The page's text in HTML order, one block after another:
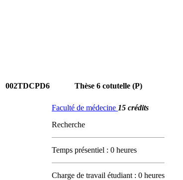
002TDCPD6 Thèse 6 cotutelle (P)
Faculté de médecine 15 crédits
Recherche
Temps présentiel : 0 heures
Charge de travail étudiant : 0 heures